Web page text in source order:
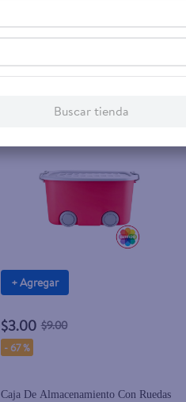
+ Agregar
$3.00 $9.00
-67 %
Caja De Almacenamiento Con Ruedas
Buscar tienda